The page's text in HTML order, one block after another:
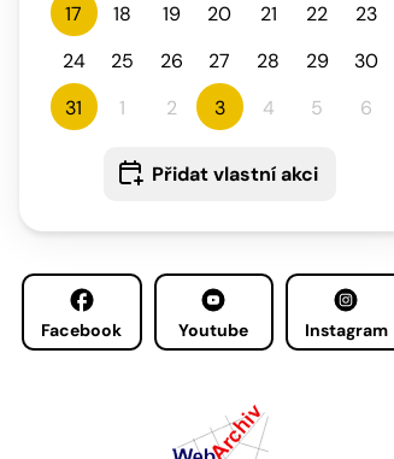
17
18 19 20 21 22
23
24
25 26 27 28 29
30
31
1 2 3 4 5 6
Přidat vlastní akci
Facebook Youtube Instagram